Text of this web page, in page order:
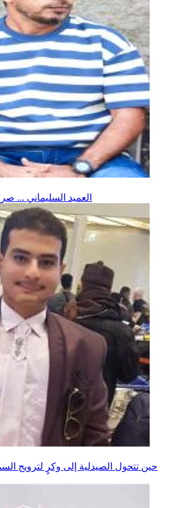
العميد السليماني ...
حين تتحول الصيدلية إلى وكرٍ لترويج